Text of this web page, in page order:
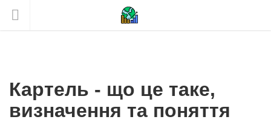
Картель - що це таке,
визначення та поняття